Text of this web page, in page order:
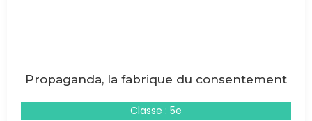
Propaganda, la fabrique du consentement
Classe : 5e